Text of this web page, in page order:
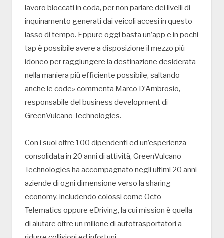
lavoro bloccati in coda, per non parlare dei livelli di
inquinamento generati dai veicoli accesi in questo
lasso di tempo. Eppure oggi basta un’app e in pochi
tap è possibile avere a disposizione il mezzo più
idoneo per raggiungere la destinazione desiderata
nella maniera più efficiente possibile, saltando
anche le code» commenta Marco D’Ambrosio,
responsabile del business development di
GreenVulcano Technologies.
Con i suoi oltre 100 dipendenti ed un’esperienza
consolidata in 20 anni di attività, GreenVulcano
Technologies ha accompagnato negli ultimi 20 anni
aziende di ogni dimensione verso la sharing
economy, includendo colossi come Octo
Telematics oppure eDriving, la cui mission è quella
di aiutare oltre un milione di autotrasportatori a